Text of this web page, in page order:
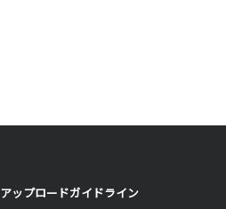
アップロードガイドライン